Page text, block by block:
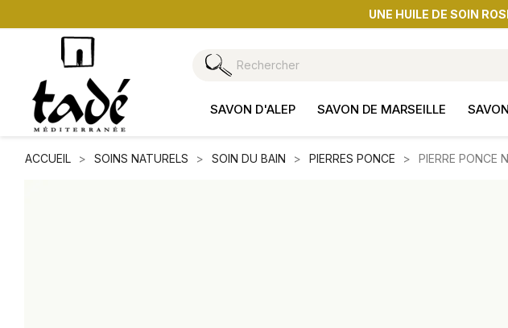
UNE HUILE DE SOIN
SAVON D'ALEP SAVON DE MARSEILLE
ACCUEIL SOINS NATURELS SOIN DU BAIN PIERRES PONCE PIERRE PONCE